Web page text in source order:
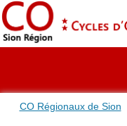
CO Régionaux de Sion